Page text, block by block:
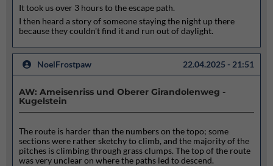
It took us over 3 hours to the escape path.
I then heard a story of someone staying the night up there
because they couldn't find it and run out of daylight.
NoelFrostpaw 22.04.2025 - 21:51
AW: Ameisenriss und Oberer Girandolenweg -
Kugelstein
The route is harder than the numbers on the topo; some
sections were rather sketchy to climb, and the majority of the
pitches is climbing through grass clumps. The top of the route
was very unclear on where the paths led to descend.